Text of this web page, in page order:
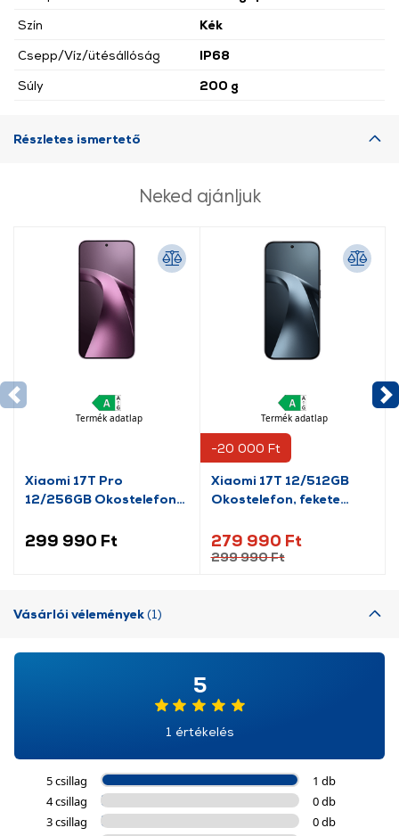
Szín
Kék
Csepp/Víz/ütésállóság
IP68
Súly
200 g
Részletes ismertető
Neked ajánljuk
Termék adatlap
Xiaomi 17T Pro
12/256GB Okostelefon,
299 990 Ft
-20 000 Ft
Termék adatlap
Xiaomi 17T 12/512GB
Okostelefon, fekete
279 990 Ft
299 990 Ft
Vásárlói vélemények(1)
5
1 értékelés
5 csillag
1 db
4 csillag
0 db
3 csillag
0 db